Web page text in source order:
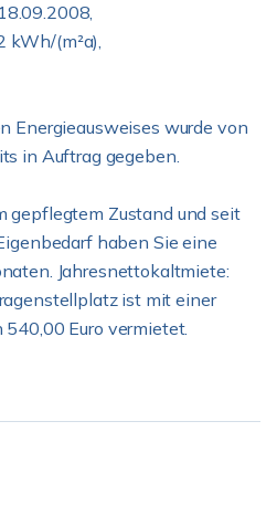
kWh/(m²a),
Energieausweises wurde von
in Auftrag gegeben.
gepflegtem Zustand und seit
haben Sie eine
Jahresnettokaltmiete:
ist mit einer
Euro vermietet.